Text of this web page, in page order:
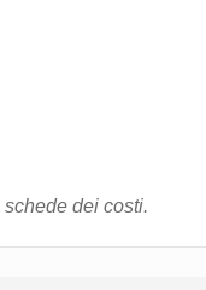
dei costi.